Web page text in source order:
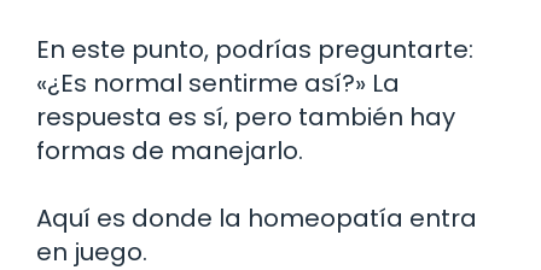
En este punto, podrías preguntarte:
«¿Es normal sentirme así?» La
respuesta es sí, pero también hay
formas de manejarlo.
Aquí es donde la homeopatía entra
en juego.